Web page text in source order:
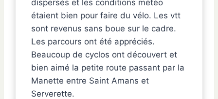
dispersés et les conditions météo
étaient bien pour faire du vélo. Les vtt
sont revenus sans boue sur le cadre.
Les parcours ont été appréciés.
Beaucoup de cyclos ont découvert et
bien aimé la petite route passant par la
Manette entre Saint Amans et
Serverette.